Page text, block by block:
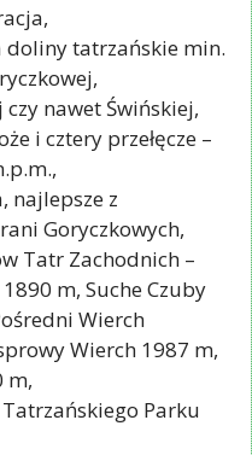
doliny tatrzańskie min.
nawet Świńskiej,
i cztery przełęcze –
najlepsze z
Goryczkowych,
Tatr Zachodnich –
m, Suche Czuby
Wierch
Wierch 1987 m,
m,
Parku